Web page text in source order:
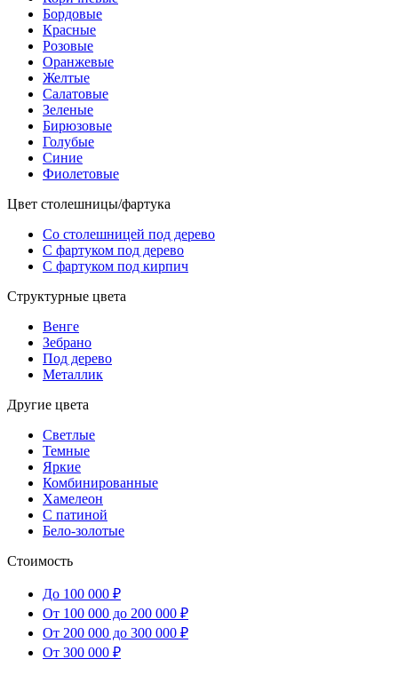
Бордовые
Красные
Розовые
Оранжевые
Желтые
Салатовые
Зеленые
Бирюзовые
Голубые
Синие
Фиолетовые
Цвет столешницы/фартука
Со столешницей под дерево
С фартуком под дерево
С фартуком под кирпич
Структурные цвета
Венге
Зебрано
Под дерево
Металлик
Другие цвета
Светлые
Темные
Яркие
Комбинированные
Хамелеон
С патиной
Бело-золотые
Стоимость
До 100 000 ₽
От 100 000 до 200 000 ₽
От 200 000 до 300 000 ₽
От 300 000 ₽